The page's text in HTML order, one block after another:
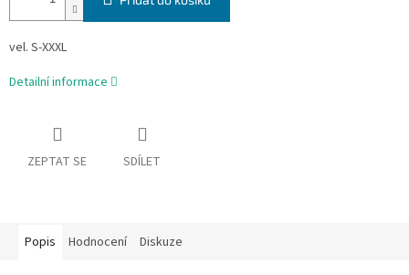
vel. S-XXXL
Detailní informace
ZEPTAT SE SDÍLET
Popis Hodnocení Diskuze